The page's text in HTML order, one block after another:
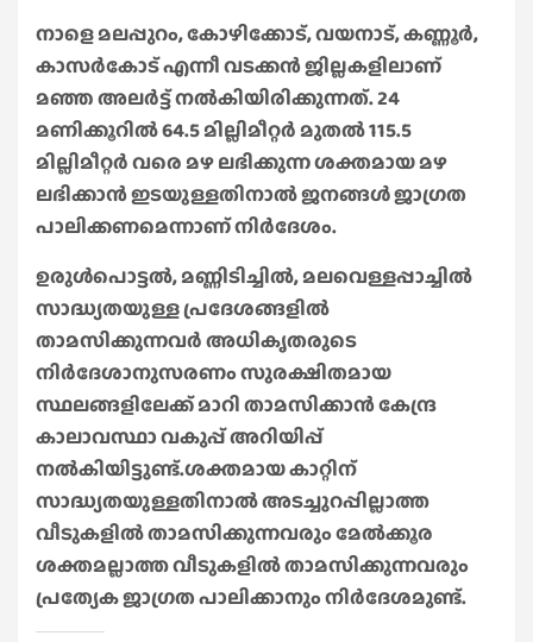
നാളെ മലപ്പുറം, കോഴിക്കോട്, വയനാട്, കണ്ണൂർ,
കാസർകോട് എന്നീ വടക്കൻ ജില്ലകളിലാണ്
മഞ്ഞ അലർട്ട് നൽകിയിരിക്കുന്നത്. 24
മണിക്കൂറിൽ 64.5 മില്ലിമീറ്റർ മുതൽ 115.5
മില്ലിമീറ്റർ വരെ മഴ ലഭിക്കുന്ന ശക്തമായ മഴ
ലഭിക്കാൻ ഇടയുള്ളതിനാൽ ജനങ്ങൾ ജാഗ്രത
പാലിക്കണമെന്നാണ് നിർദേശം.
ഉരുൾപൊട്ടൽ, മണ്ണിടിച്ചിൽ, മലവെള്ളപ്പാച്ചിൽ
സാദ്ധ്യതയുള്ള പ്രദേശങ്ങളിൽ
താമസിക്കുന്നവർ അധികൃതരുടെ
നിർദേശാനുസരണം സുരക്ഷിതമായ
സ്ഥലങ്ങളിലേക്ക് മാറി താമസിക്കാൻ കേന്ദ്ര
കാലാവസ്ഥാ വകുപ്പ് അറിയിപ്പ്
നൽകിയിട്ടുണ്ട്.ശക്തമായ കാറ്റിന്
സാദ്ധ്യതയുള്ളതിനാൽ അടച്ചുറപ്പില്ലാത്ത
വീടുകളിൽ താമസിക്കുന്നവരും മേൽക്കൂര
ശക്തമല്ലാത്ത വീടുകളിൽ താമസിക്കുന്നവരും
പ്രത്യേക ജാഗ്രത പാലിക്കാനും നിർദേശമുണ്ട്.